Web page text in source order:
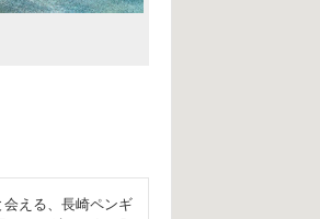
会える、長崎ペンギ